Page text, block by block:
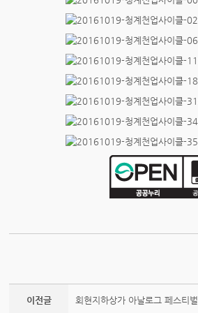
이전글 회현지하상가 아날로그 페스티벌